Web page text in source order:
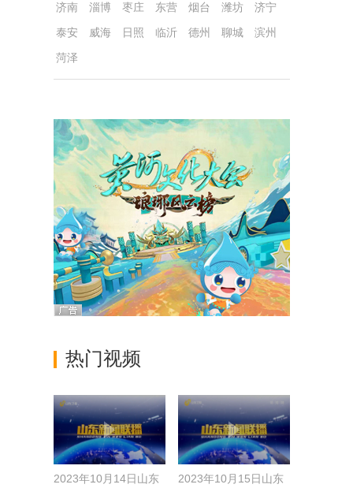
济南 淄博 枣庄 东营 烟台 潍坊
济宁
泰安
威海 日照 临沂 德州 聊城
滨州
菏泽
热门视频
2023年10月14日山东
2023年10月15日山东